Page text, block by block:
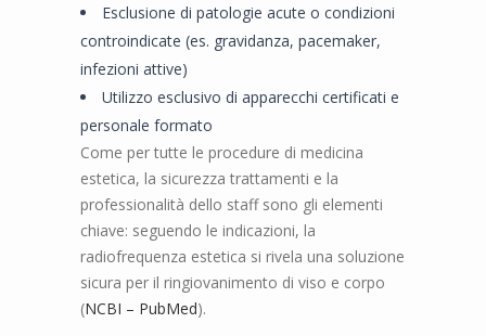
Esclusione di patologie acute o condizioni
controindicate (es. gravidanza, pacemaker,
infezioni attive)
Utilizzo esclusivo di apparecchi certificati e
personale formato
Come per tutte le procedure di medicina
estetica, la sicurezza trattamenti e la
professionalità dello staff sono gli elementi
chiave: seguendo le indicazioni, la
radiofrequenza estetica si rivela una soluzione
sicura per il ringiovanimento di viso e corpo
(NCBI – PubMed).